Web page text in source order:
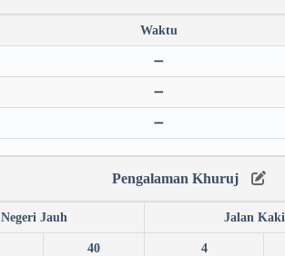
Waktu
➖
➖
➖
Pengalaman Khuruj
Negeri Jauh Jalan Kaki
40
4